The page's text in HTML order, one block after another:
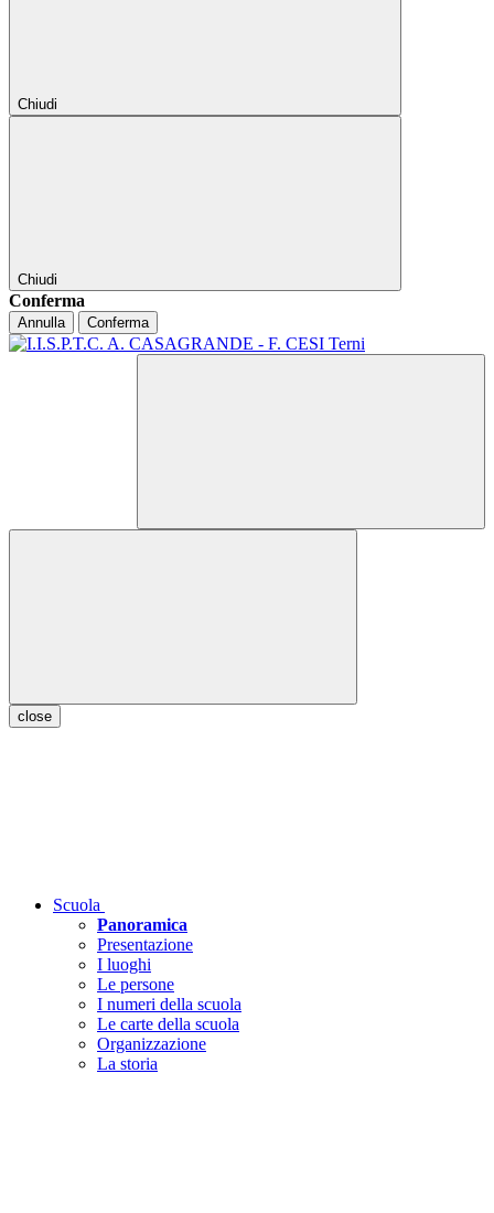
Chiudi
Chiudi
Conferma
Annulla Conferma
close
Scuola
Panoramica
Presentazione
I luoghi
Le persone
I numeri della scuola
Le carte della scuola
Organizzazione
La storia